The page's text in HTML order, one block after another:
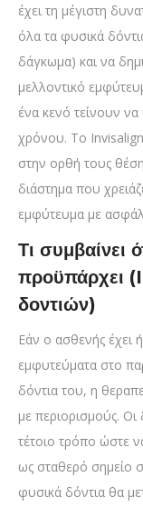
έχει τη μέγιστη
όλα τα φυσικά
δάγκωμα) και να
μελλοντικό
ένα κενό τείνουν
χρόνου. Το
στην ορθή τους
διάστημα που
εμφύτευμα με
Τι συμβαίνει
προϋπάρχει
δοντιών)
Εάν ο ασθενής έχει
εμφυτεύματα στο
δόντια του, η
με περιορισμούς.
τέτοιο τρόπο ώστε
ως σταθερό σημείο
φυσικά δόντια θα